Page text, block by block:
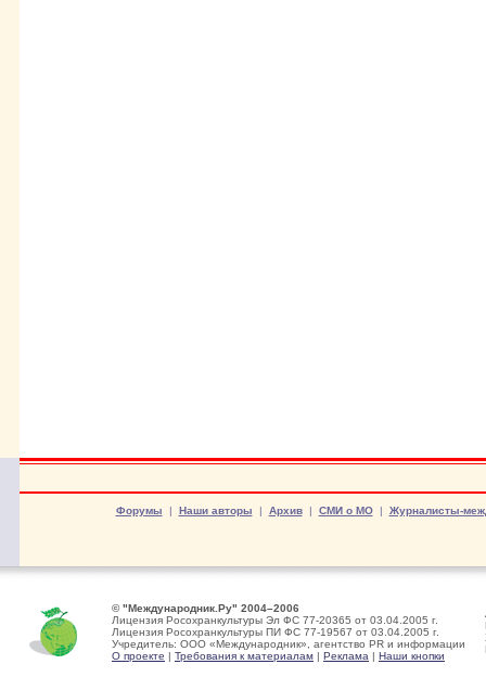
Форумы | Наши авторы | Архив| СМИ о МО| Журналисты-
© "Международник.Ру" 2004–2006
Лицензия Росохранкультуры Эл ФС 77-20365 от 03.04.2005 г.
Лицензия Росохранкультуры ПИ ФС 77-19567 от 03.04.2005 г.
Учредитель: ООО «Международник», агентство PR и информации
О проекте | Требования к материалам | Реклама | Наши кнопки